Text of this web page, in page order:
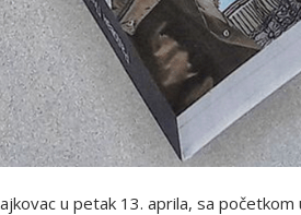
u petak 13. aprila, sa